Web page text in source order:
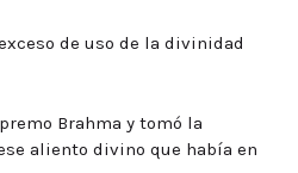
de uso de la divinidad
Brahma y tomó la
aliento divino que había en